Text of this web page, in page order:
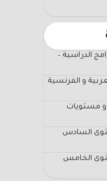
الدراسية –
و الفرنسية
و مستويات
السادس
الخامس